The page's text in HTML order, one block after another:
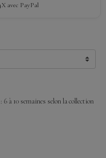
avec PayPal
à 10 semaines selon la collection